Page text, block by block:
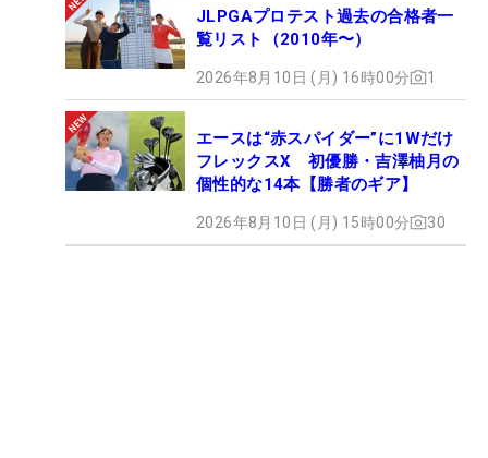
JLPGAプロテスト過去の合格者一
覧リスト（2010年〜）
2026年8月10日 (月) 16時00分 1
エースは“赤スパイダー”に1Wだけ
フレックスX 初優勝・吉澤柚月の
個性的な14本【勝者のギア】
2026年8月10日 (月) 15時00分 30